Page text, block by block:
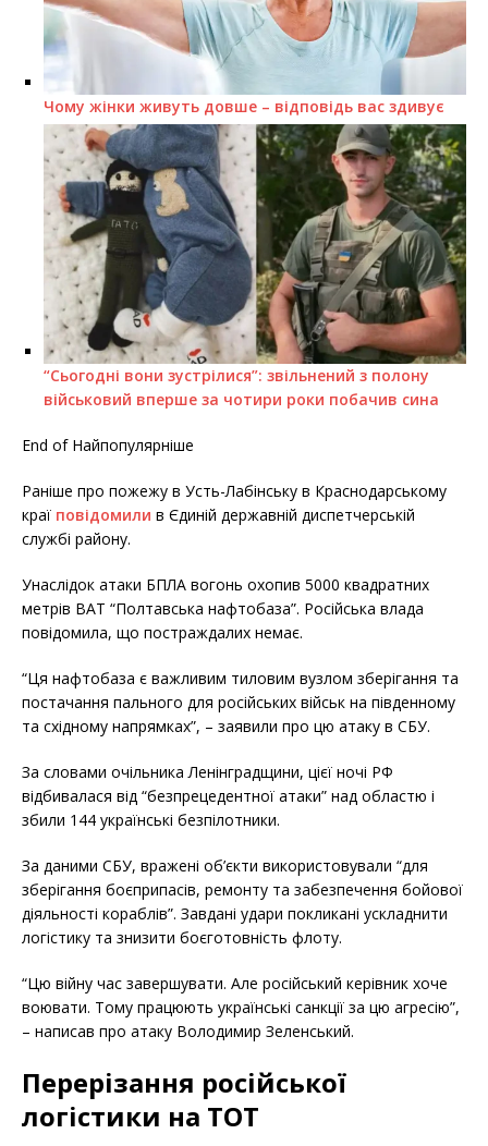
Чому жінки живуть довше – відповідь вас здивує
“Сьогодні вони зустрілися”: звільнений з полону
військовий вперше за чотири роки побачив сина
End of Найпопулярніше
Раніше про пожежу в Усть-Лабінську в Краснодарському
краї повідомили в Єдиній державній диспетчерській
службі району.
Унаслідок атаки БПЛА вогонь охопив 5000 квадратних
метрів ВАТ “Полтавська нафтобаза”. Російська влада
повідомила, що постраждалих немає.
“Ця нафтобаза є важливим тиловим вузлом зберігання та
постачання пального для російських військ на південному
та східному напрямках”, – заявили про цю атаку в СБУ.
За словами очільника Ленінградщини, цієї ночі РФ
відбивалася від “безпрецедентної атаки” над областю і
збили 144 українські безпілотники.
За даними СБУ, вражені об’єкти використовували “для
зберігання боєприпасів, ремонту та забезпечення бойової
діяльності кораблів”. Завдані удари покликані ускладнити
логістику та знизити боєготовність флоту.
“Цю війну час завершувати. Але російський керівник хоче
воювати. Тому працюють українські санкції за цю агресію”,
– написав про атаку Володимир Зеленський.
Перерізання російської
логістики на ТОТ